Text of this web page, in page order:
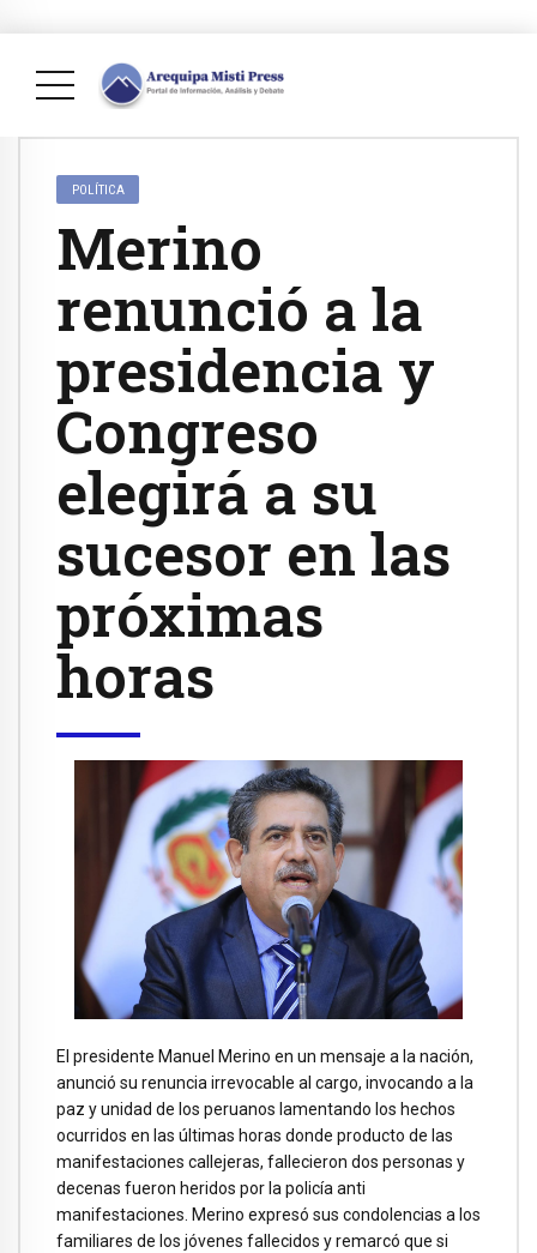
POLÍTICA
Merino
renunció a la
presidencia y
Congreso
elegirá a su
sucesor en las
próximas
horas
El presidente Manuel Merino en un mensaje a la nación,
anunció su renuncia irrevocable al cargo, invocando a la
paz y unidad de los peruanos lamentando los hechos
ocurridos en las últimas horas donde producto de las
manifestaciones callejeras, fallecieron dos personas y
decenas fueron heridos por la policía anti
manifestaciones. Merino expresó sus condolencias a los
familiares de los jóvenes fallecidos y remarcó que si